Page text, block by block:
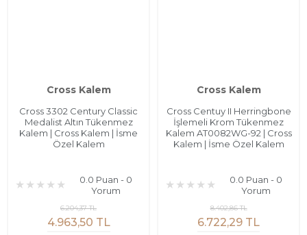
Cross Kalem
Cross 3302 Century Classic
Medalist Altın Tükenmez
Kalem | Cross Kalem | İsme
Özel Kalem
0.0 Puan - 0
Yorum
4.963,50 TL
6.204,37 TL
Cross Kalem
Cross Centuy II Herringbone
İşlemeli Krom Tükenmez
Kalem AT0082WG-92 | Cross
Kalem | İsme Özel Kalem
0.0 Puan - 0
Yorum
6.722,29 TL
8.402,86 TL